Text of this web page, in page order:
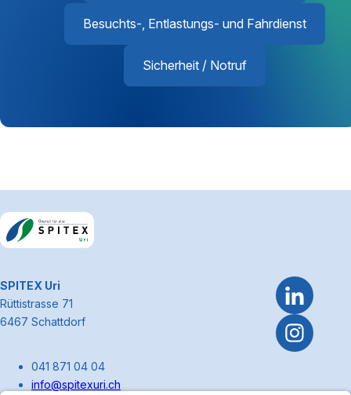
Besuchts-, Entlastungs- und Fahrdienst
Sicherheit / Notruf
Footerbereich
~Kontaktinformationen
SPITEX Uri
Rüttistrasse 71
6467 Schattdorf
041 871 04 04
info@spitexuri.ch